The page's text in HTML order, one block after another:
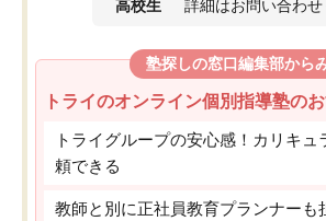
高校生 詳細はお問い合わ
塾探しの窓口編集部から
トライのオンライン個別指導塾の
トライグループの安心感！カリキュ
頼できる
教師と別に正社員教育プランナーも